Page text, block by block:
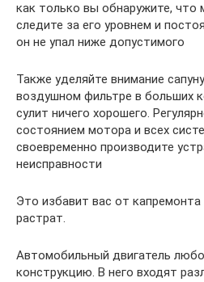
как только вы обнаружите, что
следите за его уровнем и
он не упал ниже допустимого
Также уделяйте внимание
воздушном фильтре в больших
сулит ничего хорошего.
состоянием мотора и всех
своевременно производите
неисправности
Это избавит вас от
растрат.
Автомобильный двигатель
конструкцию. В него входят